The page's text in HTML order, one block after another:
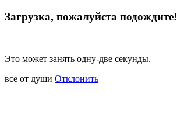
Загрузка, пожалуйста подождите!
Это может занять одну-две секунды.
все от души Отклонить